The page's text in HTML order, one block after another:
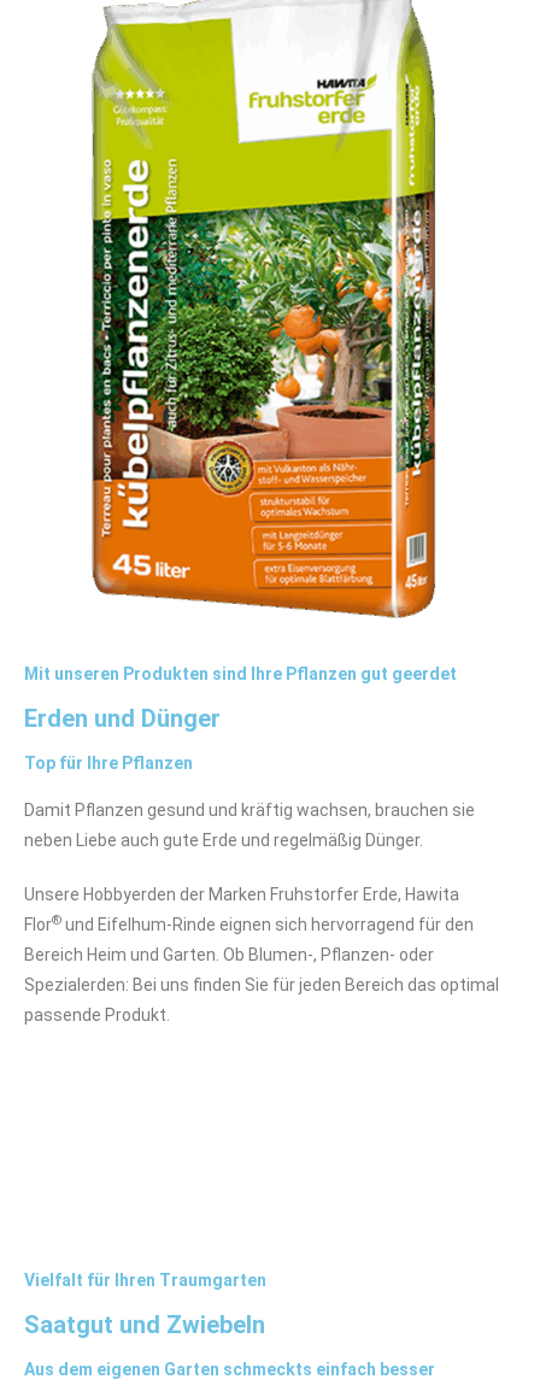
Mit unseren Produkten sind Ihre Pflanzen gut geerdet
Erden und Dünger
Top für Ihre Pflanzen
Damit Pflanzen gesund und kräftig wachsen, brauchen sie
neben Liebe auch gute Erde und regelmäßig Dünger.
Unsere Hobbyerden der Marken Fruhstorfer Erde, Hawita
Flor® und Eifelhum-Rinde eignen sich hervorragend für den
Bereich Heim und Garten. Ob Blumen-, Pflanzen- oder
Spezialerden: Bei uns finden Sie für jeden Bereich das optimal
passende Produkt.
Vielfalt für Ihren Traumgarten
Saatgut und Zwiebeln
Aus dem eigenen Garten schmeckts einfach besser